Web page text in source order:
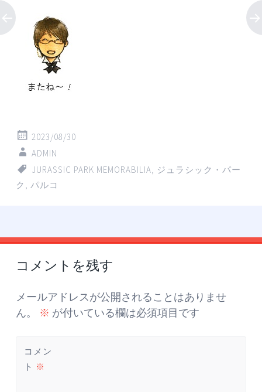
2023/08/30
ADMIN
JURASSIC PARK MEMORABILIA
ジュラシック・パー
ク
パルコ
投
稿
ナ
ビ
ゲ
ー
シ
ョ
ン
←
→
コメントを残す
メールアドレスが公開されることはありませ
ん。
※ が付いている欄は必須項目です
コメン
ト ※